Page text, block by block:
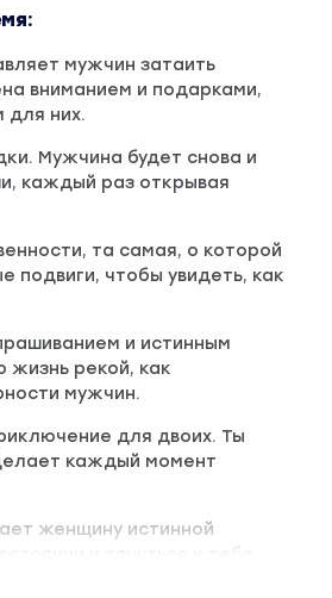
мужчин затаить
вниманием и подарками,
для них.
Мужчина будет снова и
каждый раз открывая
та самая, о которой
подвиги, чтобы увидеть, как
и истинным
жизнь рекой, как
мужчин.
для двоих. Ты
каждый момент
женщину истинной